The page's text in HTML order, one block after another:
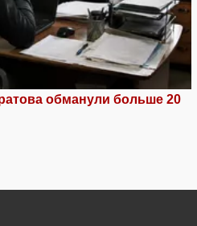
обманули больше 20